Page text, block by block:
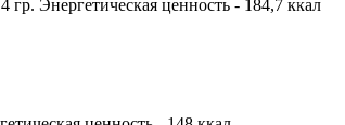
Энергетическая ценность - 184,7 ккал